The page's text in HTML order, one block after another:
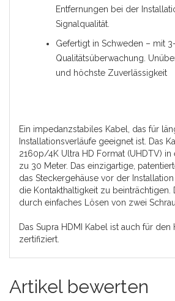
Entfernungen bei der
Signalqualität.
Gefertigt in Schweden – mit
Qualitätsüberwachung.
und höchste Zuverlässigkeit
Ein impedanzstabiles Kabel, das für
Installationsverläufe geeignet ist. Das
2160p/4K Ultra HD Format (UHDTV) in
zu 30 Meter. Das einzigartige,
das Steckergehäuse vor der
die Kontakthaltigkeit zu beinträchtigen.
durch einfaches Lösen von zwei
Das Supra HDMI Kabel ist auch für den
zertifiziert.
Artikel bewerten